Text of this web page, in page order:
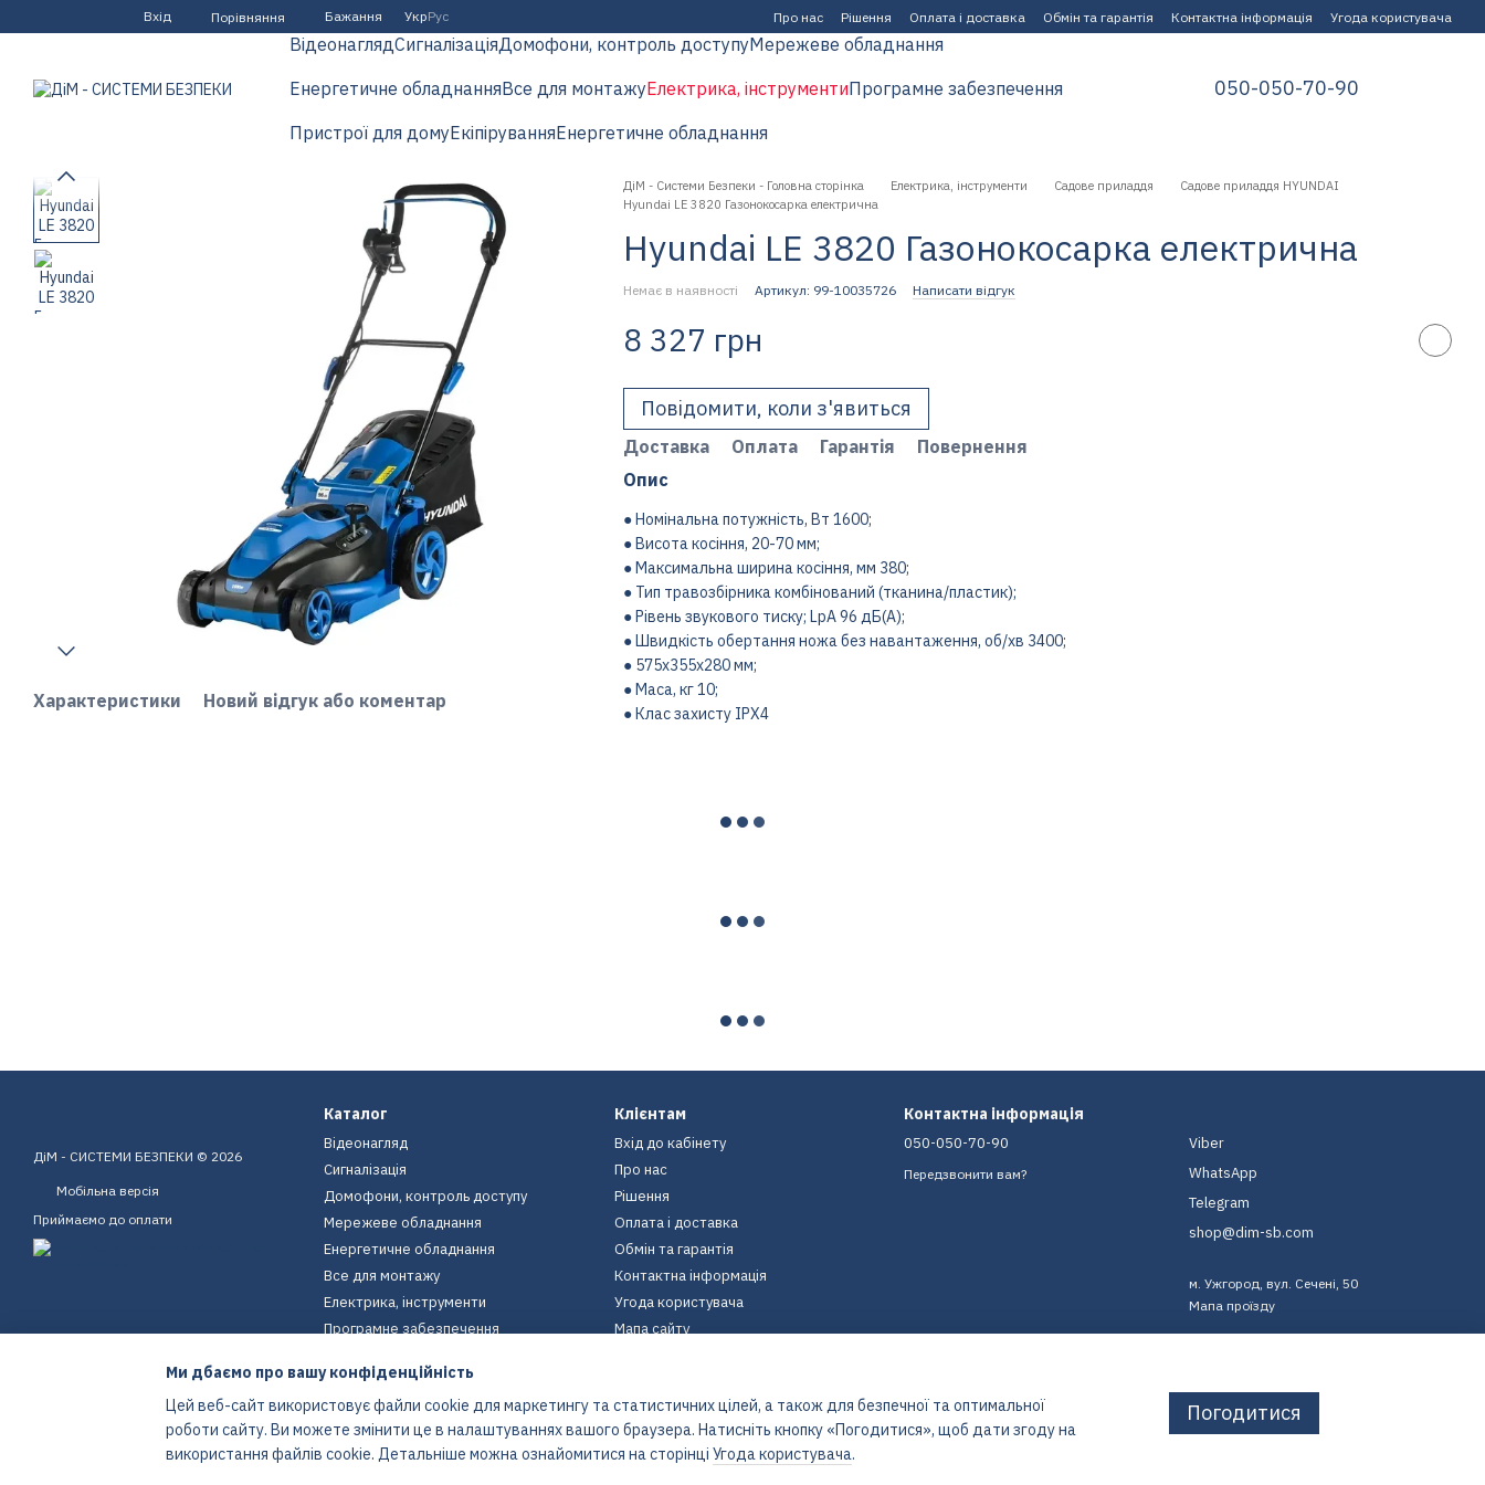
Перейти до основного контенту
Вхід Порівняння Бажання УкрРус Про нас Рішення Оплата і доставка Обмін та гарантія Контактна інформація Угода користувача
ВідеонаглядСигналізаціяДомофони, контроль доступуМережеве обладнання
Енергетичне обладнанняВсе для монтажуЕлектрика, інструментиПрограмне забезпечення
Пристрої для домуЕкіпіруванняЕнергетичне обладнання
050-050-70-90
Характеристики Новий відгук або коментар
ДіМ - Системи Безпеки - Головна сторінка Електрика, інструменти Садове приладдя
Садове приладдя HYUNDAI
Hyundai LE 3820 Газонокосарка електрична
Hyundai LE 3820 Газонокосарка електрична
Немає в наявності Артикул: 99-10035726 Написати відгук
8 327 грн
Повідомити, коли з'явиться
Доставка Оплата Гарантія
Повернення
Опис
● Номінальна потужність, Вт 1600;
● Висота косіння, 20-70 мм;
● Максимальна ширина косіння, мм 380;
● Тип травозбірника комбінований (тканина/пластик);
● Рівень звукового тиску; LpA 96 дБ(A);
● Швидкість обертання ножа без навантаження, об/хв 3400;
● 575х355х280 мм;
● Маса, кг 10;
● Клас захисту IPХ4
ДіМ - СИСТЕМИ БЕЗПЕКИ © 2026
Мобільна версія
Приймаємо до оплати
Інтернет-магазин створений з Хорошоп
Каталог
Відеонагляд
Сигналізація
Домофони, контроль доступу
Мережеве обладнання
Енергетичне обладнання
Все для монтажу
Електрика, інструменти
Програмне забезпечення
Екіпірування
Енергетичне обладнання
Клієнтам
Вхід до кабінету
Про нас
Рішення
Оплата і доставка
Обмін та гарантія
Контактна інформація
Угода користувача
Мапа сайту
Контактна інформація
050-050-70-90
Передзвонити вам?
Viber
WhatsApp
Telegram
shop@dim-sb.com
м. Ужгород, вул. Сечені, 50
Мапа проїзду
Ми дбаємо про вашу конфіденційність
Цей веб-сайт використовує файли cookie для маркетингу та статистичних цілей, а також для безпечної та оптимальної
роботи сайту. Ви можете змінити це в налаштуваннях вашого браузера. Натисніть кнопку «Погодитися», щоб дати згоду на
використання файлів cookie. Детальніше можна ознайомитися на сторінці Угода користувача.
Погодитися